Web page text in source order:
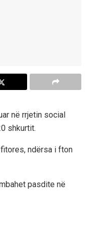
në rrjetin social
shkurtit.
ndërsa i fton
pasdite në